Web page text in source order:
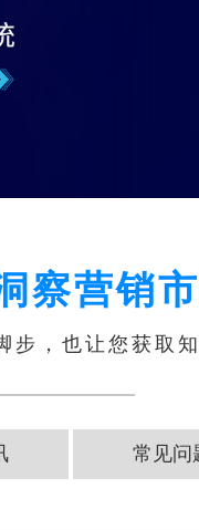
察营销
步，也让您获取
常见问